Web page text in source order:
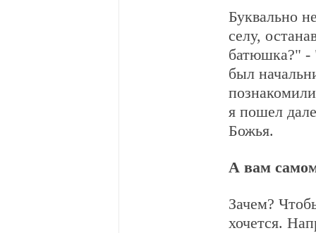
Буквально
селу,
батюшка?" -
был
я пошел
Божья.
А вам
Зачем?
хочется.